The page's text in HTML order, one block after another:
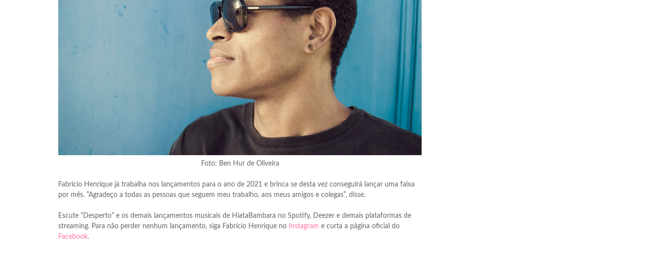
Foto: Ben Hur de Oliveira
Fabrício Henrique já trabalha nos lançamentos para o ano de 2021 e brinca se desta vez conseguirá lançar uma faixa
por mês. “Agradeço a todas as pessoas que seguem meu trabalho, aos meus amigos e colegas”, disse.
Escute “Desperto” e os demais lançamentos musicais de HiataBambara no Spotify, Deezer e demais plataformas de
streaming. Para não perder nenhum lançamento, siga Fabrício Henrique no
Instagram e curta a página oficial do
Facebook.